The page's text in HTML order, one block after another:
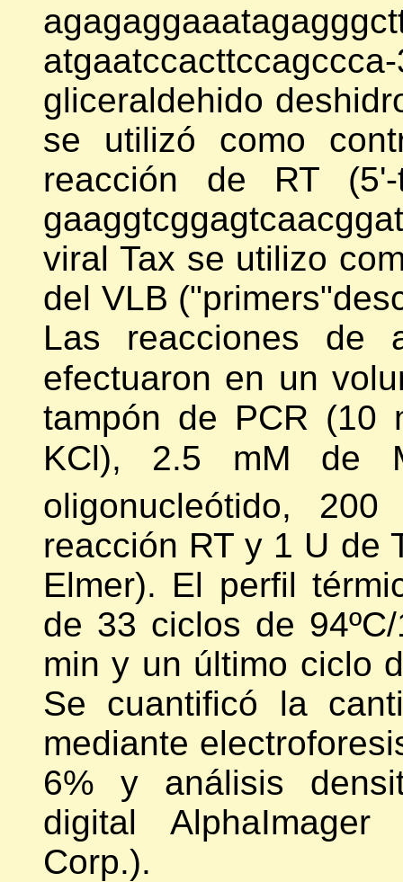
gliceraldehido
se utilizó como
reacción de RT (5'-
viral Tax se utilizo
del VLB
Las reacciones de
efectuaron en un
tampón de PCR (10
KCl), 2.5 mM de
oligonucleótido,
reacción RT y 1 U de
Elmer). El perfil
de 33 ciclos de
min y un último ciclo
Se cuantificó la
mediante
6% y análisis
digital
Corp.).